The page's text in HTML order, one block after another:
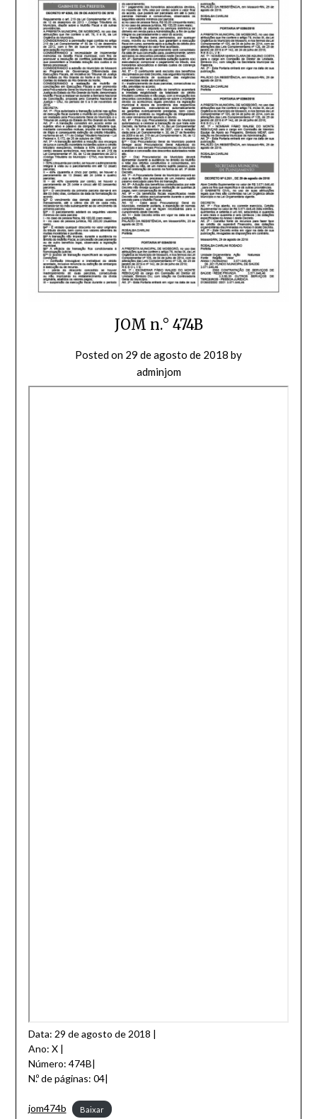
JOM n.° 474B
Posted on 29 de agosto de 2018 by
adminjom
Data: 29 de agosto de 2018 |
Ano: X |
Número: 474B|
N.º de páginas: 04|
jom474b Baixar